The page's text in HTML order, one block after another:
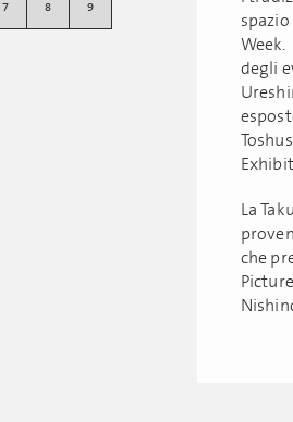
7 8 9
degli
La
che